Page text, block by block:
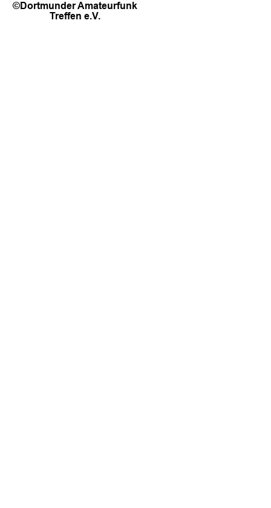
©Dortmunder Amateurfunk
Treffen e.V.